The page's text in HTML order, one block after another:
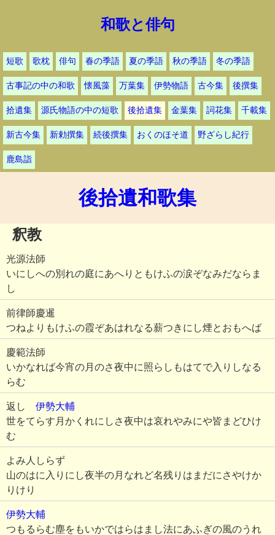
和歌と俳句
短歌 歌枕 俳句 春の季語 夏の季語 秋の季語 冬の季語
古事記の中の和歌 懐風藻 万葉集 伊勢物語 古今集 後撰集
拾遺集 源氏物語の中の短歌 後拾遺集 金葉集 詞花集 千載集
新古今集 新勅撰集 続後撰集 おくのほそ道 野ざらし紀行
鹿島詣
後拾遺和歌集
釈教
光源法師
いにしへの別れの庭にあへりともけふの涙ぞなみだならま
し
前律師慶暹
つねよりもけふの霞ぞあはれなる薪つきにし煙とおもへば
慶範法師
いかなれば今宵の月のさ夜中に照らしもはてで入りしなる
らむ
返し 伊勢大輔
世をてらす月かくれにしさ夜中は哀れやみにや皆まどひけ
む
よみ人しらず
山のはに入りにし夜半の月なれど名残りはまだにさやけか
りけり
伊勢大輔
つもるらむ塵をもいかではらはまし法にあふぎの風のうれ